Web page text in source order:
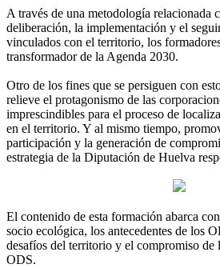
A través de una metodología relacionada
deliberación, la implementación y el
vinculados con el territorio, los
transformador de la Agenda 2030.
Otro de los fines que se persiguen con
relieve el protagonismo de las
imprescindibles para el proceso de
en el territorio. Y al mismo tiempo,
participación y la generación de
estrategia de la Diputación de Huelva
El contenido de esta formación abarca
socio ecológica, los antecedentes de los
desafíos del territorio y el compromiso
ODS.